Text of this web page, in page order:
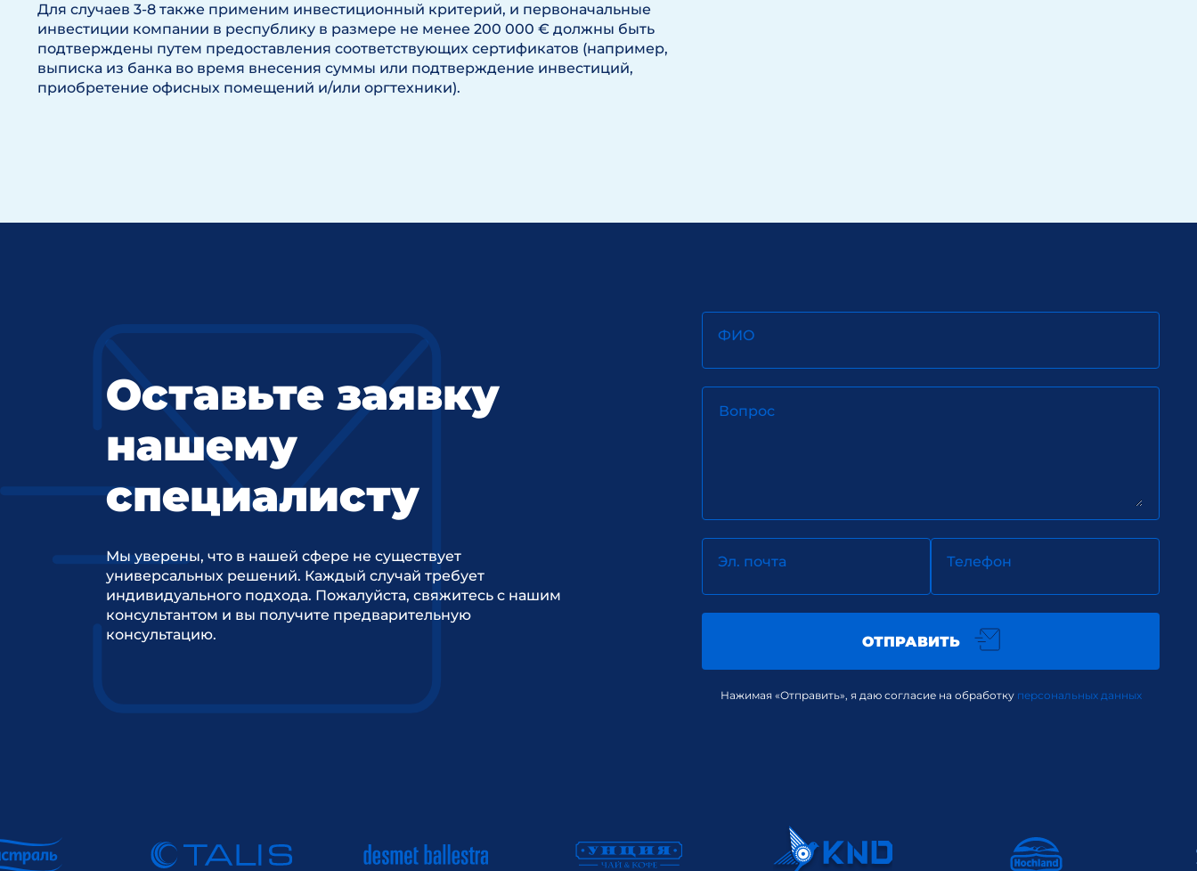
Для случаев 3-8 также применим инвестиционный критерий, и первоначальные
инвестиции компании в республику в размере не менее 200 000 € должны быть
подтверждены путем предоставления соответствующих сертификатов (например,
выписка из банка во время внесения суммы или подтверждение инвестиций,
приобретение офисных помещений и/или оргтехники).
Оставьте заявку
нашему
специалисту
Мы уверены, что в нашей сфере не существует
универсальных решений. Каждый случай требует
индивидуального подхода. Пожалуйста, свяжитесь с нашим
консультантом и вы получите предварительную
консультацию.
ФИО
Вопрос
Эл. почта Телефон
ОТПРАВИТЬ
Нажимая «Отправить», я даю согласие на обработку персональных данных